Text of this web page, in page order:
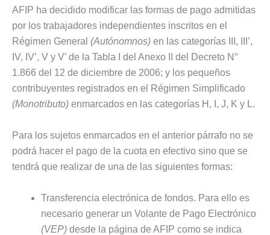
AFIP ha decidido modificar las formas de pago admitidas
por los trabajadores independientes inscritos en el
Régimen General (Autónomnos) en las categorías III, III’,
IV, IV’, V y V’ de la Tabla I del Anexo II del Decreto N°
1.866 del 12 de diciembre de 2006; y los pequeños
contribuyentes registrados en el Régimen Simplificado
(Monotributo) enmarcados en las categorías H, I, J, K y L.
Para los sujetos enmarcados en el anterior párrafo no se
podrá hacer el pago de la cuota en efectivo sino que se
tendrá que realizar de una de las siguientes formas:
Transferencia electrónica de fondos. Para ello es
necesario generar un Volante de Pago Electrónico
(VEP) desde la página de AFIP como se indica